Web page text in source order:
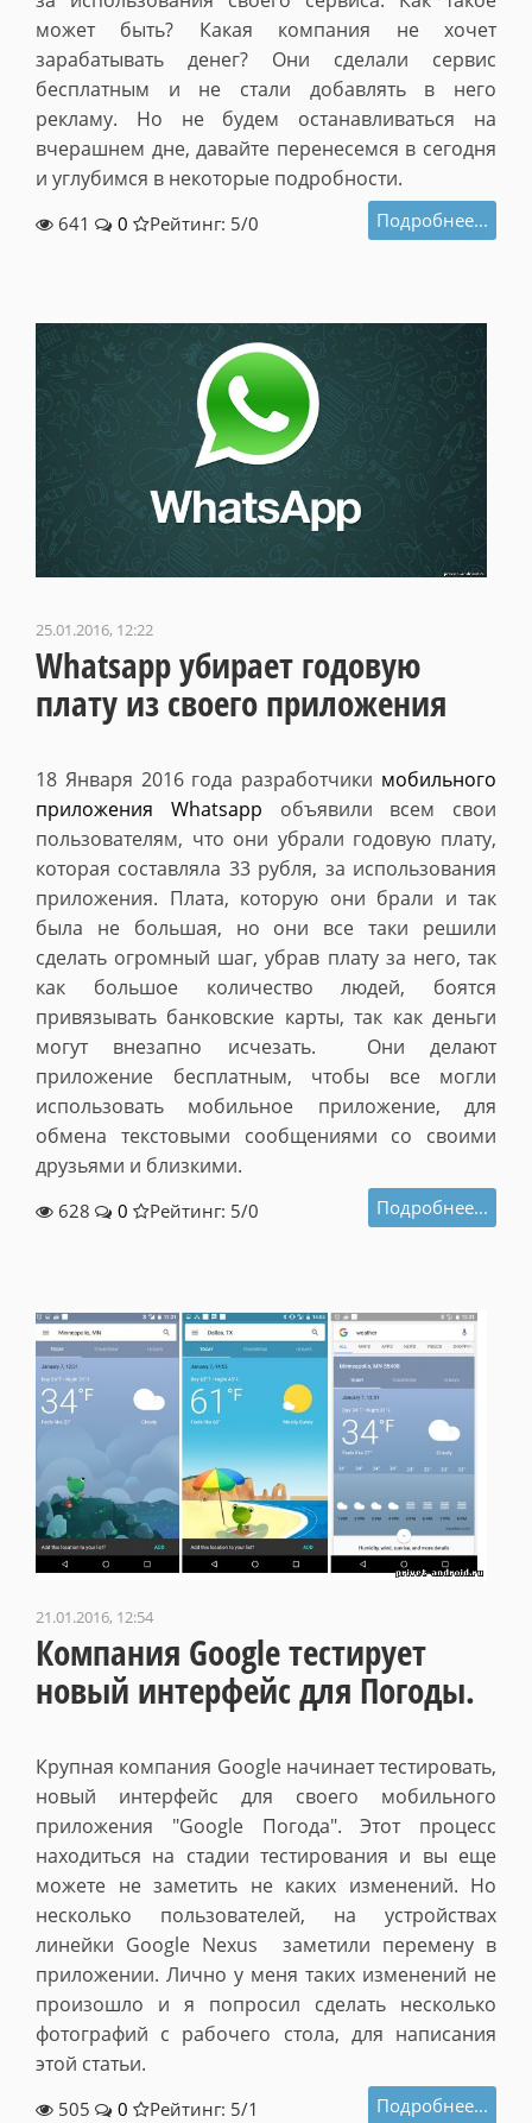
может быть? Какая компания не хочет
зарабатывать денег? Они сделали сервис
бесплатным и не стали добавлять в него
рекламу. Но не будем останавливаться на
вчерашнем дне, давайте перенесемся в сегодня
и углубимся в некоторые подробности.
641 0 Рейтинг: 5/0 Подробнее...
25.01.2016, 12:22
Whatsapp убирает годовую
плату из своего приложения
18 Января 2016 года разработчики мобильного
приложения Whatsapp объявили всем свои
пользователям, что они убрали годовую плату,
которая составляла 33 рубля, за использования
приложения. Плата, которую они брали и так
была не большая, но они все таки решили
сделать огромный шаг, убрав плату за него, так
как большое количество людей, боятся
привязывать банковские карты, так как деньги
могут внезапно исчезать. Они делают
приложение бесплатным, чтобы все могли
использовать мобильное приложение, для
обмена текстовыми сообщениями со своими
друзьями и близкими.
628 0 Рейтинг: 5/0 Подробнее...
21.01.2016, 12:54
Компания Google тестирует
новый интерфейс для Погоды.
Крупная компания Google начинает тестировать,
новый интерфейс для своего мобильного
приложения "Google Погода". Этот процесс
находиться на стадии тестирования и вы еще
можете не заметить не каких изменений. Но
несколько пользователей, на устройствах
линейки Google Nexus заметили перемену в
приложении. Лично у меня таких изменений не
произошло и я попросил сделать несколько
фотографий с рабочего стола, для написания
этой статьи.
505 0 Рейтинг: 5/1 Подробнее...